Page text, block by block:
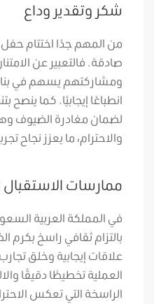
شكر وتقدير وداع
من المهم جدًا اختتام
صادقة. فالتعبير عن
ومشاركتهم يسهم في
انطباعًا إيجابيًا. كما ينصح
لضمان مغادرة الضيوف
والاحترام، ما يعزز نجاح
ممارسات الاستقبال
في المملكة العربية
بالتزام ثقافي راسخ بكرم
علاقات إيجابية وخلق
العملية تخطيطًا دقيقًا
الراسخة التي تعكس